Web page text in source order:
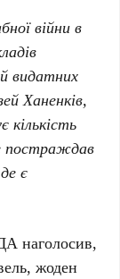
війни в
видатних
Ханенків,
кількість
постраждав
є
наголосив,
жоден